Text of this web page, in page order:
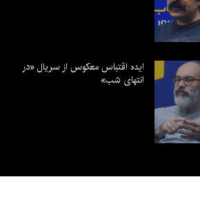
ایده اقتباس معکوس از سریال «در
انتهای شب»